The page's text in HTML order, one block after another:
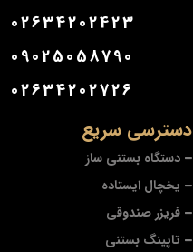
دسترسی سریع
دستگاه بستنی ساز
یخچال ایستاده
فریزر صندوقی
تاپینگ بستنی
02634202423
09025058790
02634202726